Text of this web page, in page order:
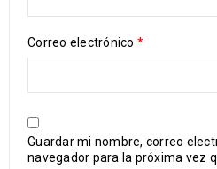
Correo electrónico *
Guardar mi nombre, correo
navegador para la próxima vez